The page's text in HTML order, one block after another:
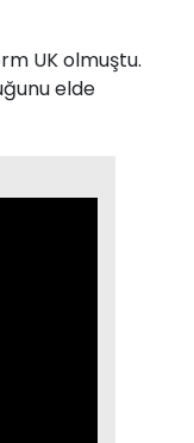
UK olmuştu.
elde